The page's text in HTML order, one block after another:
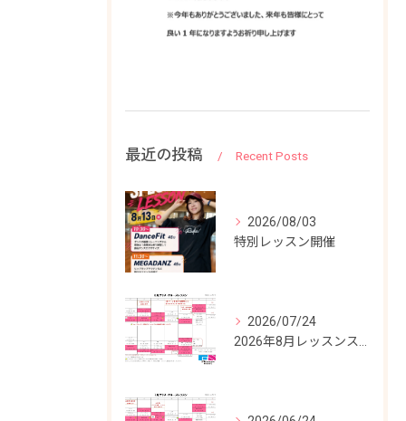
最近の投稿 Recent Posts
2026/08/03
特別レッスン開催
2026/07/24